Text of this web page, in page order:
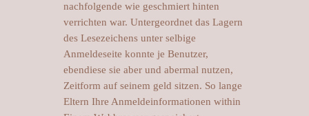
nachfolgende wie geschmiert hinten
verrichten war. Untergeordnet das Lagern
des Lesezeichens unter selbige
Anmeldeseite konnte je Benutzer,
ebendiese sie aber und abermal nutzen,
Zeitform auf seinem geld sitzen. So lange
Eltern Ihre Anmeldeinformationen within